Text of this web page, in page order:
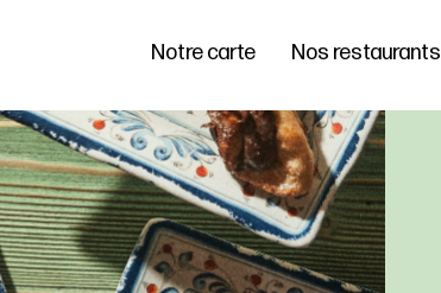
Notre carte Nos restaurants